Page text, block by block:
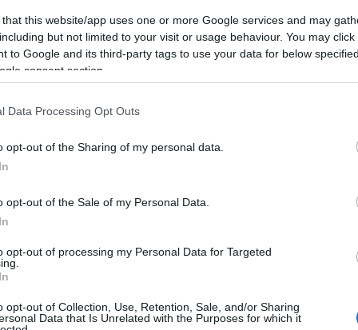
that this website/app uses one or more Google services and may
but not limited to your visit or usage behaviour. You may
to Google and its third-party tags to use your data for below
consent section.
Data Processing Opt Outs
opt-out of the Sharing of my personal data.
opt-out of the Sale of my Personal Data.
opt-out of processing my Personal Data for Targeted
opt-out of Collection, Use, Retention, Sale, and/or Sharing
Data that Is Unrelated with the Purposes for which it
Közülük is kiemelkednek a vállalkozó
gyermekük születésével már bizony több
a másik pedig a vállalkozásuk. Kovács
kérdésekkel és nehézségekkel találkoznak a
meg oldást ezekre a kérdésekre, úgy
egyszerre inspiráló és tanulságos.
a vállalkozás
alapítója, saját vállalkozást vezet, miközben
textiltervezőként kezdte karrierjét, majd
egyedi, falra szánt textilek tervezésére és
pontosan meg fogalmazni, mit képviselek.